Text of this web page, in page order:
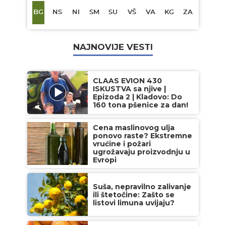
BG NS NI SM SU VŠ VA KG ZA
NAJNOVIJE VESTI
CLAAS EVION 430
ISKUSTVA sa njive |
Epizoda 2 | Kladovo: Do
160 tona pšenice za dan!
Cena maslinovog ulja
ponovo raste? Ekstremne
vrućine i požari
ugrožavaju proizvodnju u
Evropi
Suša, nepravilno zalivanje
ili štetočine: Zašto se
listovi limuna uvijaju?